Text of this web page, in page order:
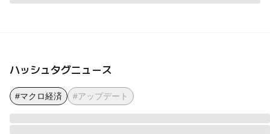
ハッシュタグニュース
#マクロ経済 #アップデート